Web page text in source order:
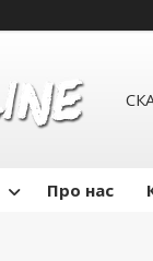
Про нас